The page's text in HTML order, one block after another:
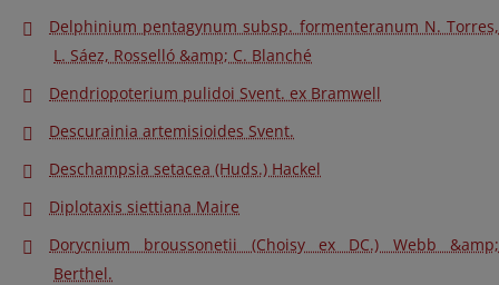
Delphinium pentagynum subsp. formenteranum N. Torres,
L. Sáez, Rosselló &amp; C. Blanché
Dendriopoterium pulidoi Svent. ex Bramwell
Descurainia artemisioides Svent.
Deschampsia setacea (Huds.) Hackel
Diplotaxis siettiana Maire
Dorycnium broussonetii (Choisy ex DC.) Webb &amp;
Berthel.